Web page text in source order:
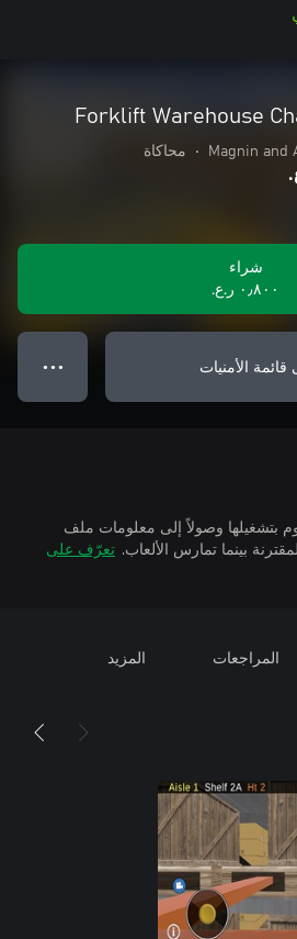
Forklift Warehouse
Magnin and
• محاكاة
شراء
٠٫٨٠٠ ر.ع.‏
الأمنيات ● ● ●
بتشغيلها وصولاً إلى معلومات ملف
تعرّف على
المراجعات المزيد